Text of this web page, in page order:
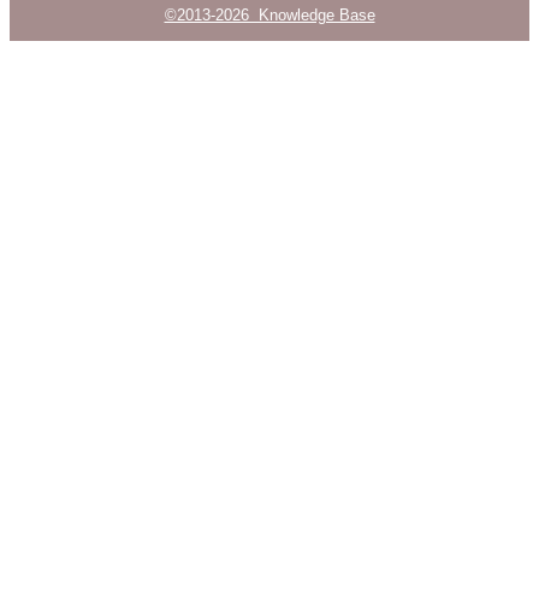
©2013-2026 Knowledge Base